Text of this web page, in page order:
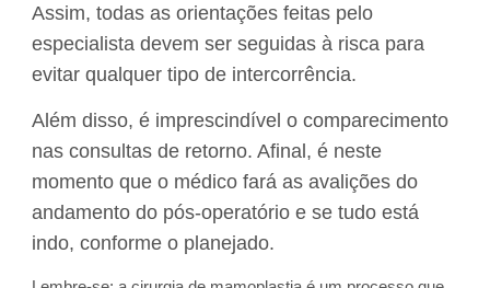
Assim, todas as orientações feitas pelo
especialista devem ser seguidas à risca para
evitar qualquer tipo de intercorrência.
Além disso, é imprescindível o comparecimento
nas consultas de retorno. Afinal, é neste
momento que o médico fará as avalições do
andamento do pós-operatório e se tudo está
indo, conforme o planejado.